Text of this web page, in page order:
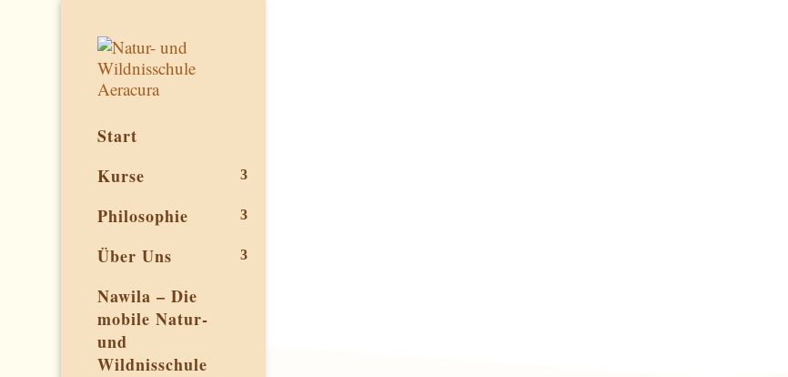
Start
Kurse
Philosophie
Über Uns
Nawila – Die
mobile Natur-
und
Wildnisschule